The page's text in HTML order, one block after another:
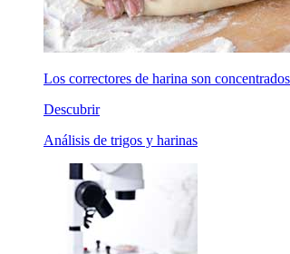
Los correctores de harina son
Descubrir
Análisis de trigos y harinas